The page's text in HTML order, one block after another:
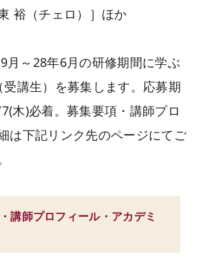
裕（チェロ）］ほか
月～28年6月の研修期間に学ぶ
講生）を募集します。応募期
木)必着。募集要項・講師プロ
は下記リンク先のページにてご
講師プロフィール・アカデミ